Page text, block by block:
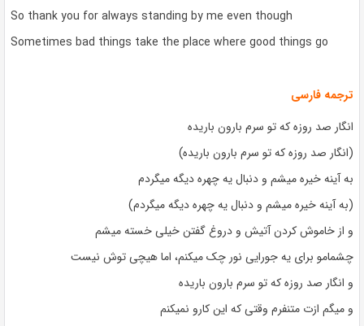
So thank you for always standing by me even though
Sometimes bad things take the place where good things go
ترجمه فارسی
انگار صد روزه که تو سرم بارون باریده
(انگار صد روزه که تو سرم بارون باریده)
به آینه خیره میشم و دنبال یه چهره دیگه میگردم
(به آینه خیره میشم و دنبال یه چهره دیگه میگردم)
و از خاموش کردن آتیش و دروغ گفتن خیلی خسته میشم
چشمامو برای یه جورایی نور چک میکنم، اما هیچی توش نیست
و انگار صد روزه که تو سرم بارون باریده
و میگم ازت متنفرم وقتی که این کارو نمیکنم